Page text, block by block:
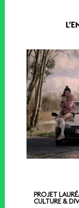
PROJET
CULTURE &